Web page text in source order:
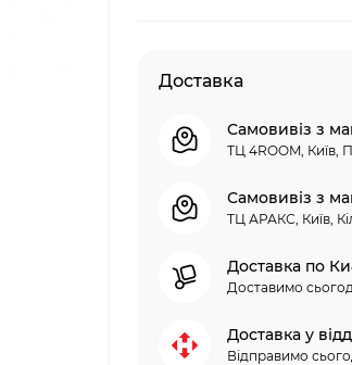
Доставка
Самовивіз з
ТЦ 4ROOM, Київ,
Самовивіз з
ТЦ АРАКС, Київ,
Доставка по
Доставимо
Доставка у
Відправимо